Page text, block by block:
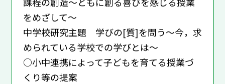
をめざして～
中学校研究主題 学びの[質]を問う～今，求
められている学校での学びとは～
○小中連携によって子どもを育てる授業づ
くり等の提案